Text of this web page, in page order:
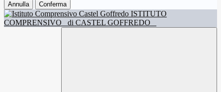
Annulla Conferma
ISTITUTO
COMPRENSIVO
di CASTEL GOFFREDO